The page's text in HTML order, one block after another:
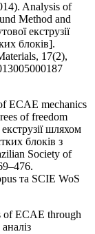
Analysis of
Method and
екструзії
блоків].
17(2),
ECAE mechanics
of freedom
шляхом
блоків з
Society of
та SCIE WoS
of ECAE through